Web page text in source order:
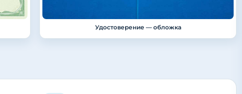
Удостоверение — обложка